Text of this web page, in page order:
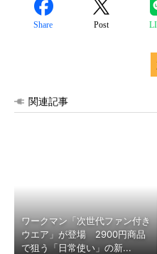
Share Post
関連記事
ワークマン「次世代ファン付き
ウエア」が登場 2900円商品
で狙う「日常使い」の新...